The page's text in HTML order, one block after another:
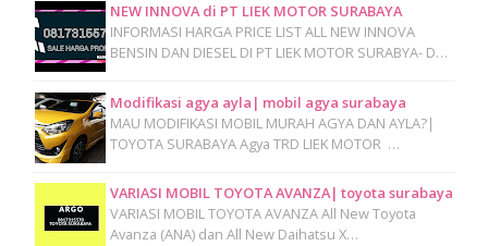
NEW INNOVA di PT LIEK MOTOR SURABAYA
INFORMASI HARGA PRICE LIST ALL NEW INNOVA
BENSIN DAN DIESEL DI PT LIEK MOTOR SURABYA- D…
Modifikasi agya ayla| mobil agya surabaya
MAU MODIFIKASI MOBIL MURAH AGYA DAN AYLA?|
TOYOTA SURABAYA Agya TRD LIEK MOTOR …
VARIASI MOBIL TOYOTA AVANZA| toyota surabaya
VARIASI MOBIL TOYOTA AVANZA All New Toyota
Avanza (ANA) dan All New Daihatsu X…